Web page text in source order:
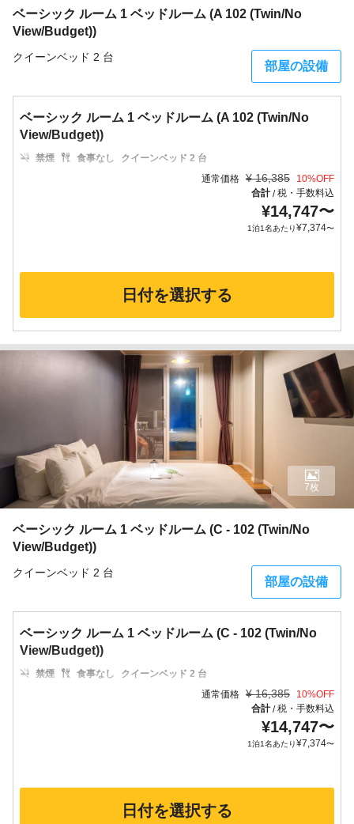
ベーシック ルーム 1 ベッドルーム (A 102 (Twin/No
View/Budget))
クイーンベッド 2 台
部屋の設備
ベーシック ルーム 1 ベッドルーム (A 102 (Twin/No
View/Budget))
禁煙 食事なし
クイーンベッド 2 台
通常価格 ¥ 16,385 10%OFF
合計/税・手数料込
¥14,747〜
1泊1名あたり¥7,374〜
日付を選択する
ベーシック ルーム 1 ベッドルーム (C - 102 (Twin/No
View/Budget))
クイーンベッド 2 台
部屋の設備
7枚
ベーシック ルーム 1 ベッドルーム (C - 102 (Twin/No
View/Budget))
禁煙 食事なし
クイーンベッド 2 台
通常価格 ¥ 16,385 10%OFF
合計/税・手数料込
¥14,747〜
1泊1名あたり¥7,374〜
日付を選択する